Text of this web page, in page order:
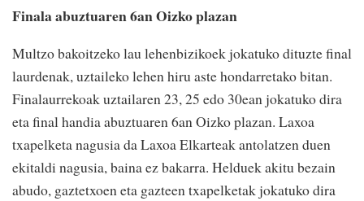
Finala abuztuaren 6an Oizko plazan
Multzo bakoitzeko lau lehenbizikoek jokatuko dituzte final
laurdenak, uztaileko lehen hiru aste hondarretako bitan.
Finalaurrekoak uztailaren 23, 25 edo 30ean jokatuko dira
eta final handia abuztuaren 6an Oizko plazan. Laxoa
txapelketa nagusia da Laxoa Elkarteak antolatzen duen
ekitaldi nagusia, baina ez bakarra. Helduek akitu bezain
abudo, gaztetxoen eta gazteen txapelketak jokatuko dira